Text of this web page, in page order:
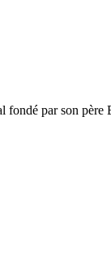
par son